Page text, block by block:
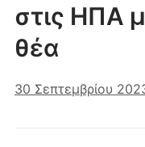
στις ΗΠΑ
θέα
30 Σεπτεμβρίου